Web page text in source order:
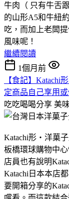
牛肉（ 只有牛舌
的山形A5和牛紐
吃，而加上老闆
風味呢！
繼續閱讀
1個月前
【食記】Katachi
定商品自己享用
吃吃喝喝分享 美
Katachi形‧洋菓
板橋環球購物中
店員也有說明
Katachi日本本店
要開箱分享的